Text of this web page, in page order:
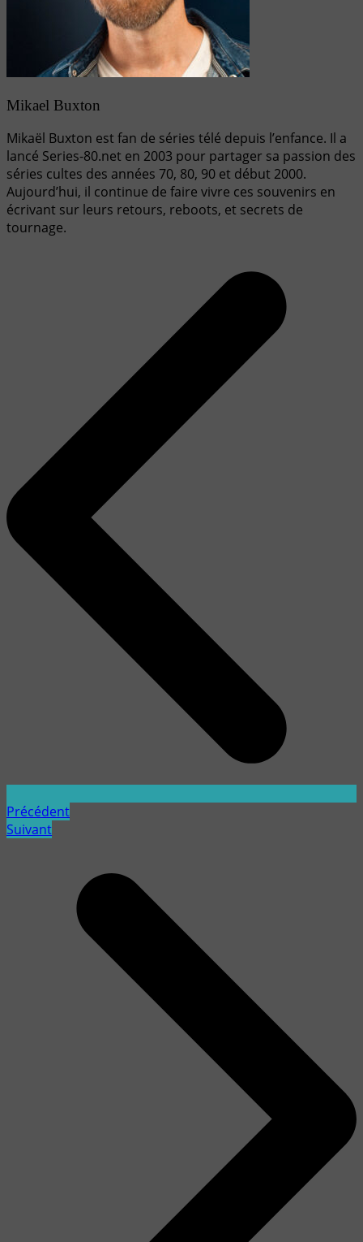
Mikael Buxton
Mikaël Buxton est fan de séries télé depuis l’enfance. Il a
lancé Series-80.net en 2003 pour partager sa passion des
séries cultes des années 70, 80, 90 et début 2000.
Aujourd’hui, il continue de faire vivre ces souvenirs en
écrivant sur leurs retours, reboots, et secrets de
tournage.
Précédent
Suivant